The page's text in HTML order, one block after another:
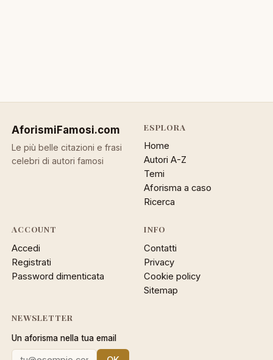
AforismiFamosi.com
Le più belle citazioni e frasi
celebri di autori famosi
ESPLORA
Home
Autori A-Z
Temi
Aforisma a caso
Ricerca
ACCOUNT
Accedi
Registrati
Password dimenticata
INFO
Contatti
Privacy
Cookie policy
Sitemap
NEWSLETTER
Un aforisma nella tua email